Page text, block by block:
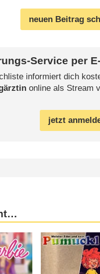
neuen Beitrag
Service per
informiert dich
online als Stream
jetzt